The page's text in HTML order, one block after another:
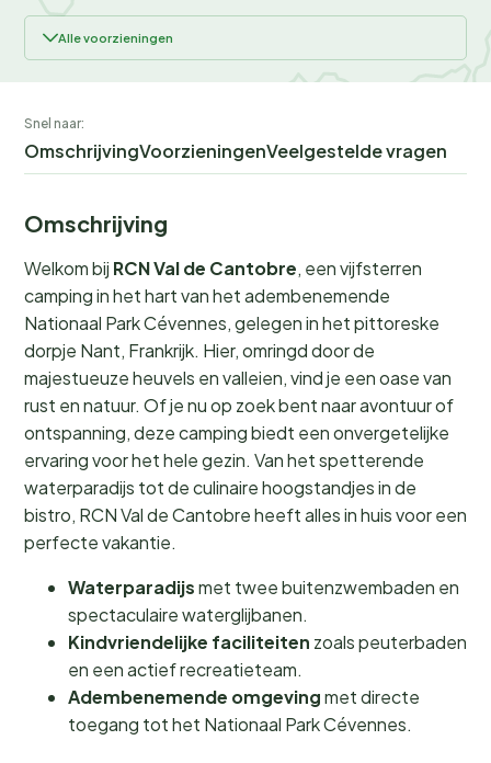
Alle voorzieningen
Snel naar:
OmschrijvingVoorzieningenVeelgestelde vragen
Omschrijving
Welkom bij RCN Val de Cantobre, een vijfsterren
camping in het hart van het adembenemende
Nationaal Park Cévennes, gelegen in het pittoreske
dorpje Nant, Frankrijk. Hier, omringd door de
majestueuze heuvels en valleien, vind je een oase van
rust en natuur. Of je nu op zoek bent naar avontuur of
ontspanning, deze camping biedt een onvergetelijke
ervaring voor het hele gezin. Van het spetterende
waterparadijs tot de culinaire hoogstandjes in de
bistro, RCN Val de Cantobre heeft alles in huis voor een
perfecte vakantie.
Waterparadijsmet twee buitenzwembaden en
spectaculaire waterglijbanen.
Kindvriendelijke faciliteiten zoals peuterbaden
en een actief recreatieteam.
Adembenemende omgevingmet directe
toegang tot het Nationaal Park Cévennes.